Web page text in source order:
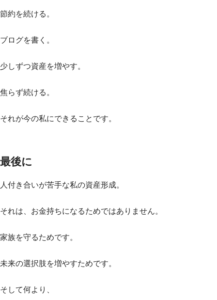
節約を続ける。
ブログを書く。
少しずつ資産を増やす。
焦らず続ける。
それが今の私にできることです。
最後に
人付き合いが苦手な私の資産形成。
それは、お金持ちになるためではありません。
家族を守るためです。
未来の選択肢を増やすためです。
そして何より、